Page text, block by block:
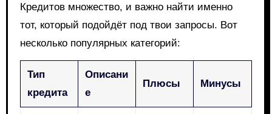
Кредитов множество, и важно найти именно
тот, который подойдёт под твои запросы. Вот
несколько популярных категорий:
Тип
кредита
Описани
е
Плюсы Минусы